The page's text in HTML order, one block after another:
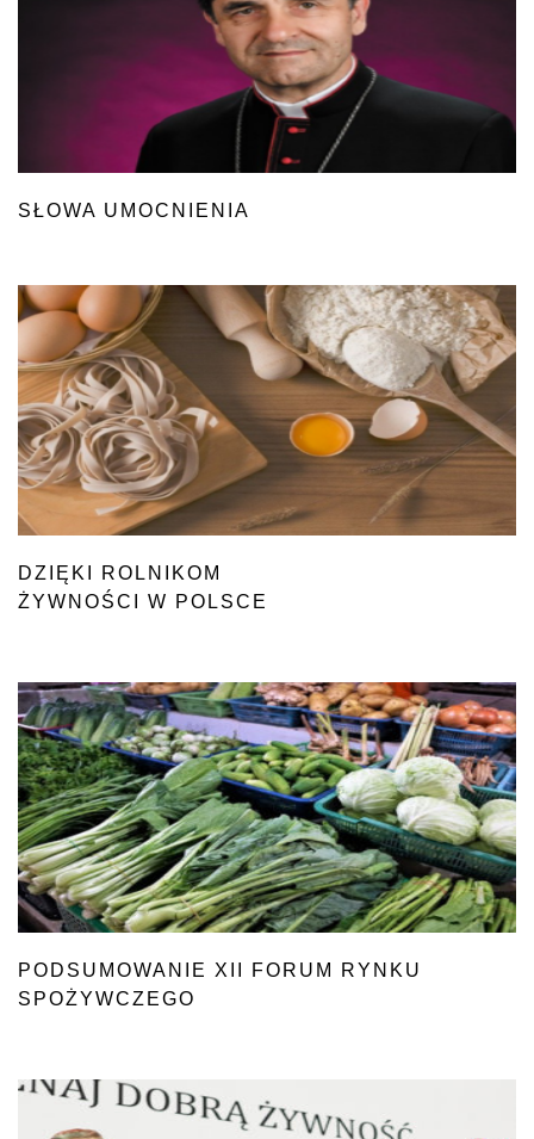
SŁOWA UMOCNIENIA
DZIĘKI ROLNIKOM
ŻYWNOŚCI W POLSCE
PODSUMOWANIE XII FORUM RYNKU
SPOŻYWCZEGO